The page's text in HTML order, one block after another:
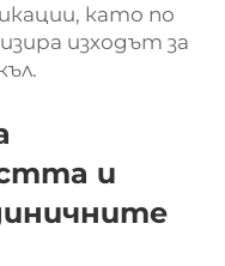
като по
изходът за
и